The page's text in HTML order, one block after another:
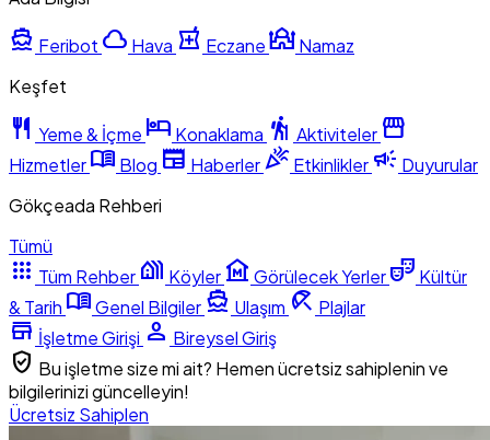
directions_boat Feribot cloud Hava local_pharmacy EczanemosqueNamaz
Keşfet
restaurant Yeme & İçme hotel Konaklama hiking Aktiviteler storefront
Hizmetlermenu_book Blog newspaper Haberler celebrationEtkinlikler campaign Duyurular
Gökçeada Rehberi
Tümü
apps Tüm Rehber holiday_village Köyler museum Görülecek Yerlertheater_comedy Kültür
& Tarih menu_bookGenel Bilgiler directions_boat Ulaşım beach_access Plajlar
store İşletme Girişi person Bireysel Giriş
verified_user Bu işletme size mi ait? Hemen ücretsiz sahiplenin ve
bilgilerinizi güncelleyin!
Ücretsiz Sahiplen